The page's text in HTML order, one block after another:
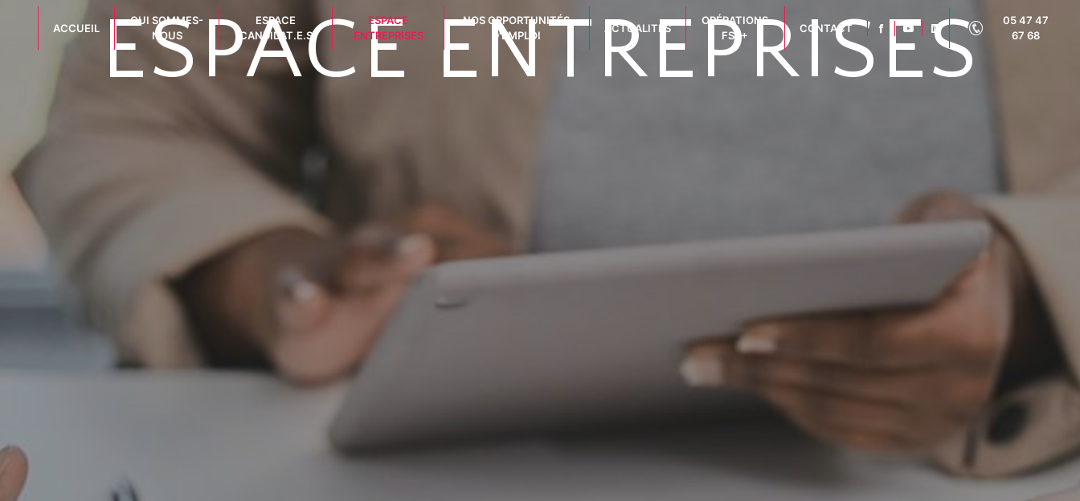
ACCUEIL
QUI SOMMES-
NOUS
ESPACE
CANDIDAT.E.S
ESPACE
ENTREPRISES
NOS OPPORTUNITÉS
D'EMPLOI
ACTUALITÉS
OPÉRATIONS
FSE+
CONTACT
05 47 47
67 68
ESPACE ENTREPRISES
Panneau de gestion des cookies